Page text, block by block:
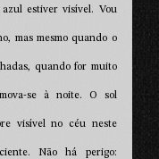
estiver visível. Vou
mas mesmo quando o
quando for muito
se à noite. O sol
visível no céu neste
Não há perigo: